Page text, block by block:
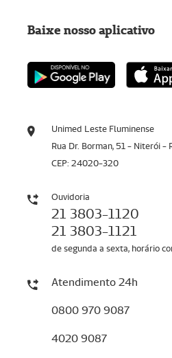
Unimed Leste Fluminense
Rua Dr. Borman, 51 - Niterói -
CEP: 24020-320
Ouvidoria
21 3803-1120
21 3803-1121
de segunda a sexta, horário
Atendimento 24h
0800 970 9087
4020 9087
Baixe nosso aplicativo